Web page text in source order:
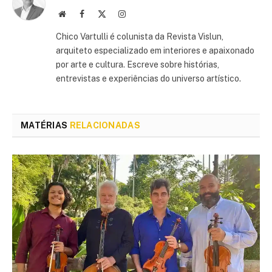
Site Facebook Instagram
Chico Vartulli é colunista da Revista Vislun,
arquiteto especializado em interiores e apaixonado
por arte e cultura. Escreve sobre histórias,
entrevistas e experiências do universo artístico.
MATÉRIAS RELACIONADAS